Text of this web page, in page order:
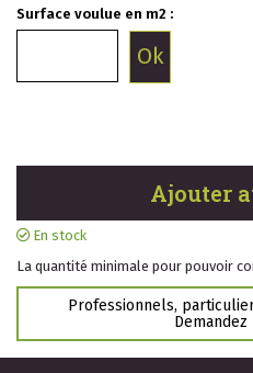
Surface voulue en m2 :
Ajouter
En stock
La quantité minimale pour pouvoir
Professionnels,
Demandez